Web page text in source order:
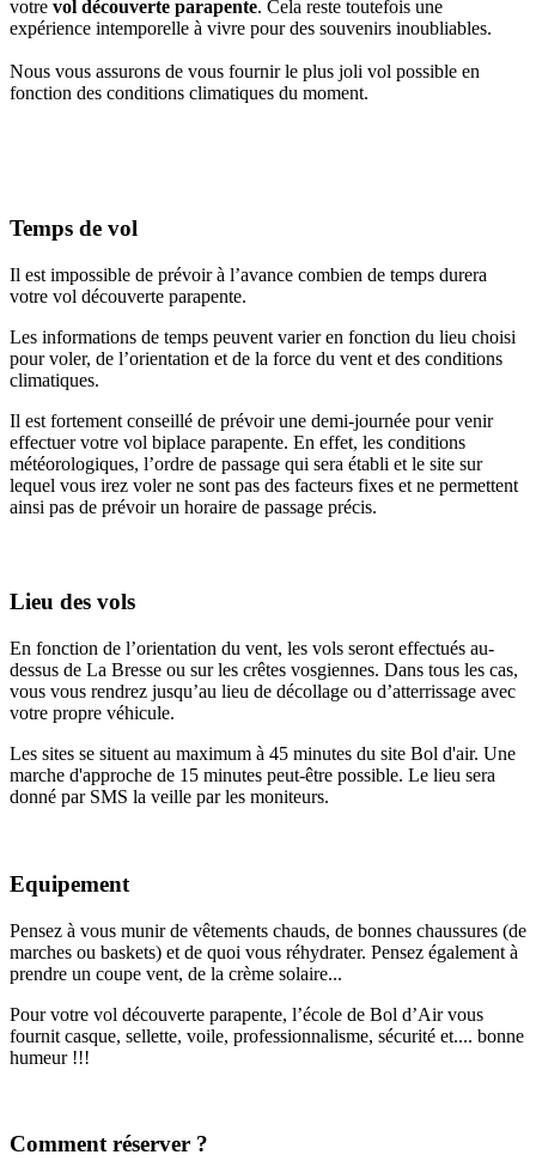
votre vol découverte parapente. Cela reste toutefois une
expérience intemporelle à vivre pour des souvenirs inoubliables.
Nous vous assurons de vous fournir le plus joli vol possible en
fonction des conditions climatiques du moment.
Temps de vol
Il est impossible de prévoir à l’avance combien de temps durera
votre vol découverte parapente.
Les informations de temps peuvent varier en fonction du lieu choisi
pour voler, de l’orientation et de la force du vent et des conditions
climatiques.
Il est fortement conseillé de prévoir une demi-journée pour venir
effectuer votre vol biplace parapente. En effet, les conditions
météorologiques, l’ordre de passage qui sera établi et le site sur
lequel vous irez voler ne sont pas des facteurs fixes et ne permettent
ainsi pas de prévoir un horaire de passage précis.
Lieu des vols
En fonction de l’orientation du vent, les vols seront effectués au-
dessus de La Bresse ou sur les crêtes vosgiennes. Dans tous les cas,
vous vous rendrez jusqu’au lieu de décollage ou d’atterrissage avec
votre propre véhicule.
Les sites se situent au maximum à 45 minutes du site Bol d'air. Une
marche d'approche de 15 minutes peut-être possible. Le lieu sera
donné par SMS la veille par les moniteurs.
Equipement
Pensez à vous munir de vêtements chauds, de bonnes chaussures (de
marches ou baskets) et de quoi vous réhydrater. Pensez également à
prendre un coupe vent, de la crème solaire...
Pour votre vol découverte parapente, l’école de Bol d’Air vous
fournit casque, sellette, voile, professionnalisme, sécurité et.... bonne
humeur !!!
Comment réserver ?